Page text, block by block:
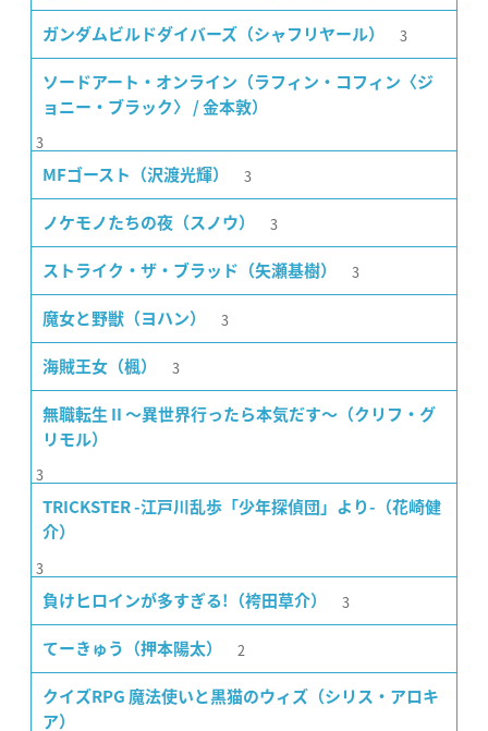
ガンダムビルドダイバーズ（シャフリヤール） 3
ソードアート・オンライン（ラフィン・コフィン〈ジ
ョニー・ブラック〉 / 金本敦）
3
MFゴースト（沢渡光輝） 3
ノケモノたちの夜（スノウ） 3
ストライク・ザ・ブラッド（矢瀬基樹） 3
魔女と野獣（ヨハン） 3
海賊王女（楓） 3
無職転生 II 〜異世界行ったら本気だす〜（クリフ・グ
リモル）
3
TRICKSTER -江戸川乱歩「少年探偵団」より-（花崎健
介）
3
負けヒロインが多すぎる!（袴田草介） 3
てーきゅう（押本陽太） 2
クイズRPG 魔法使いと黒猫のウィズ（シリス・アロキ
ア）